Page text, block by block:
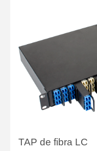
TAP de fibra LC